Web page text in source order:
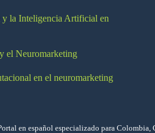
la Inteligencia Artificial en
el Neuromarketing
en el neuromarketing
en español especializado para